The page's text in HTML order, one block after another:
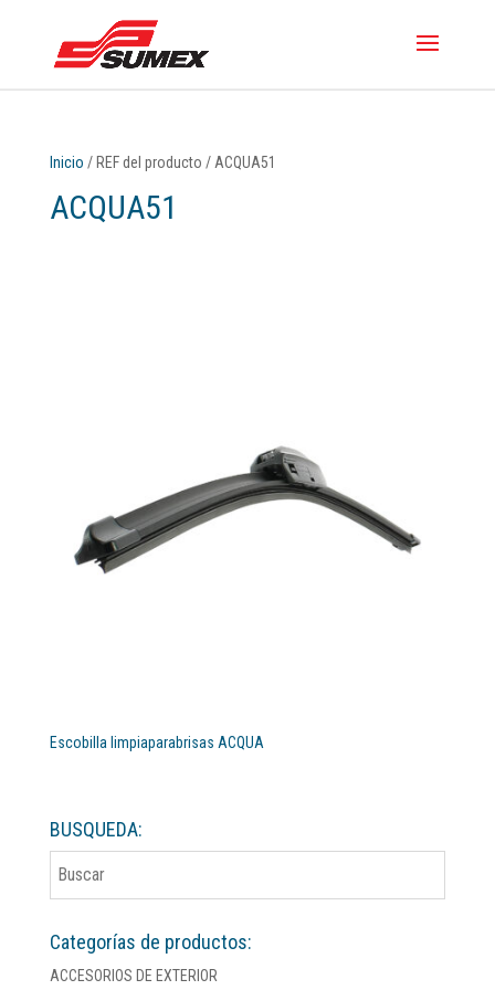
Inicio / REF del producto / ACQUA51
ACQUA51
Escobilla limpiaparabrisas ACQUA
BUSQUEDA:
Categorías de productos:
ACCESORIOS DE EXTERIOR